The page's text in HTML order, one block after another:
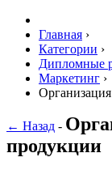
Главная ›
Категории ›
Дипломные
Маркетинг ›
← Назад -
продукции